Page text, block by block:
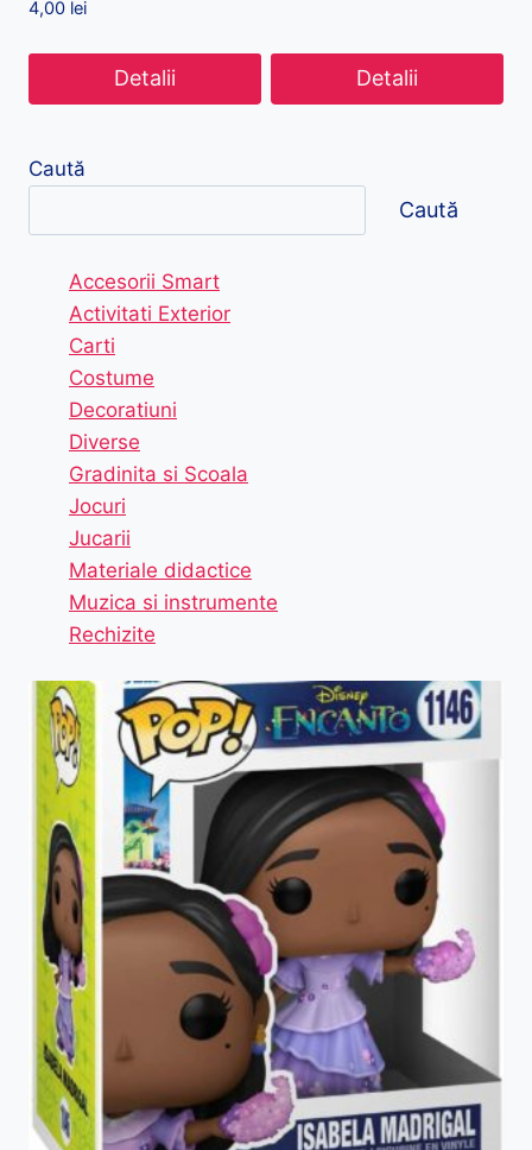
4,00 lei
Detalii Detalii
Caută
Caută
Accesorii Smart
Activitati Exterior
Carti
Costume
Decoratiuni
Diverse
Gradinita si Scoala
Jocuri
Jucarii
Materiale didactice
Muzica si instrumente
Rechizite